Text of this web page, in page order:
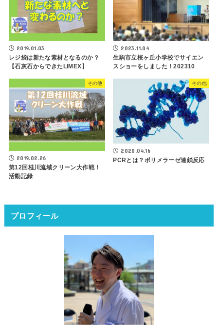
2019.01.03
レジ袋は新たな素材となるのか？
【石灰石からできたLIMEX】
2023.11.04
生駒市立桜ヶ丘小学校でサイエン
スショーをしました！202310
その他
2019.02.26
第12回桂川流域クリーン大作戦！
活動記録
その他
2020.04.16
PCRとは？ポリメラーゼ連鎖反応
プロフィール